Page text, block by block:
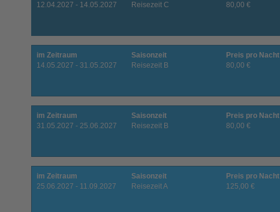
12.04.2027 - 14.05.2027
Reisezeit C
80,00 €
im Zeitraum
14.05.2027 - 31.05.2027
Saisonzeit
Reisezeit B
Preis pro Nacht
80,00 €
im Zeitraum
31.05.2027 - 25.06.2027
Saisonzeit
Reisezeit B
Preis pro Nacht
80,00 €
im Zeitraum
25.06.2027 - 11.09.2027
Saisonzeit
Reisezeit A
Preis pro Nacht
125,00 €